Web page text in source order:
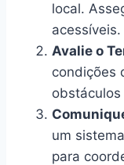
local.
acessíveis.
Avalie o
condições
um
para